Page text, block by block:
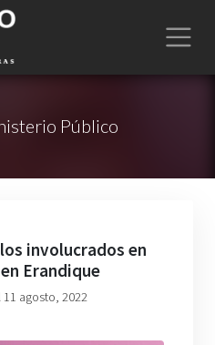
Público
involucrados en
Erandique
agosto, 2022